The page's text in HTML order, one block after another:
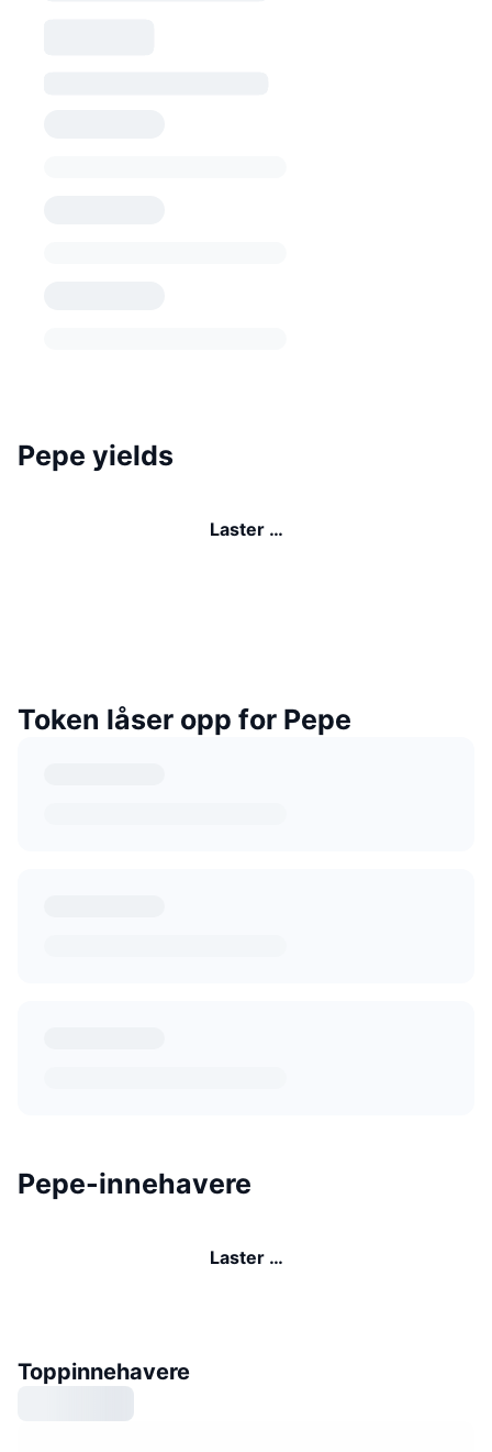
Pepe yields
Laster …
Token låser opp for Pepe
Pepe-innehavere
Laster …
Toppinnehavere